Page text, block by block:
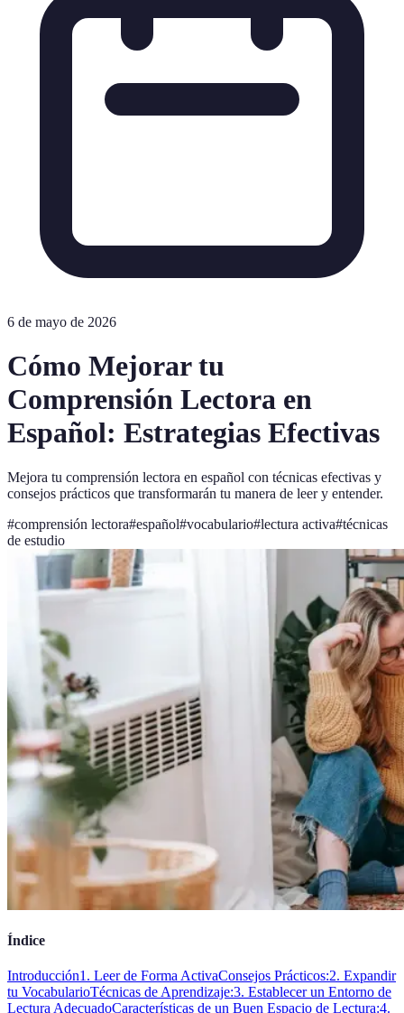
6 de mayo de 2026
Cómo Mejorar tu
Comprensión Lectora en
Español: Estrategias Efectivas
Mejora tu comprensión lectora en español con técnicas efectivas y
consejos prácticos que transformarán tu manera de leer y entender.
#comprensión lectora#español#vocabulario#lectura activa#técnicas
de estudio
Índice
Introducción1. Leer de Forma ActivaConsejos Prácticos:2. Expandir
tu VocabularioTécnicas de Aprendizaje:3. Establecer un Entorno de
Lectura AdecuadoCaracterísticas de un Buen Espacio de Lectura:4.